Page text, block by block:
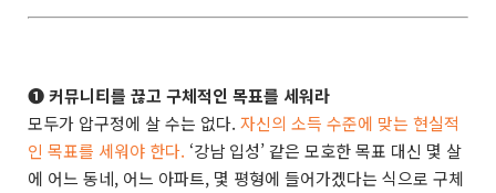
➊ 커뮤니티를 끊고 구체적인 목표를 세워라
모두가 압구정에 살 수는 없다. 자신의 소득 수준에 맞는 현실적
인 목표를 세워야 한다. ‘강남 입성’ 같은 모호한 목표 대신 몇 살
에 어느 동네, 어느 아파트, 몇 평형에 들어가겠다는 식으로 구체